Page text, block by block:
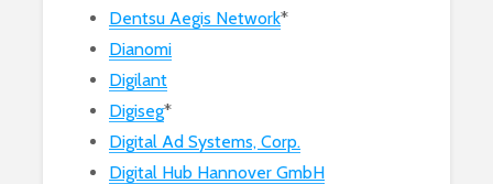
Dentsu Aegis Network*
Dianomi
Digilant
Digiseg*
Digital Ad Systems, Corp.
Digital Hub Hannover GmbH